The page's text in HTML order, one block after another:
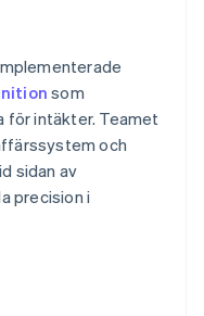
som
för intäkter. Teamet
och
sidan av
precision i